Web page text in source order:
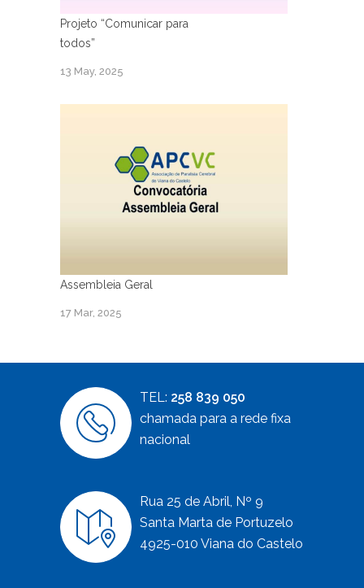
Projeto “Comunicar para
todos”
13 May, 2025
Assembleia Geral
17 Mar, 2025
TEL: 258 839 050
chamada para a rede fixa
nacional
Rua 25 de Abril, Nº 9
Santa Marta de Portuzelo
4925-010 Viana do Castelo